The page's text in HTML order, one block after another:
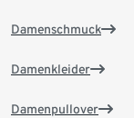
Damenschmuck
Damenkleider
Damenpullover